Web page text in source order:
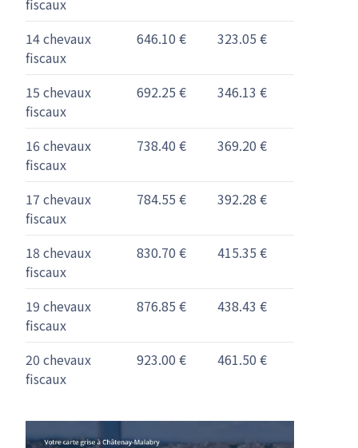
fiscaux
14 chevaux
fiscaux
646.10 € 323.05 €
15 chevaux
fiscaux
692.25 € 346.13 €
16 chevaux
fiscaux
738.40 € 369.20 €
17 chevaux
fiscaux
784.55 € 392.28 €
18 chevaux
fiscaux
830.70 € 415.35 €
19 chevaux
fiscaux
876.85 € 438.43 €
20 chevaux
fiscaux
923.00 € 461.50 €